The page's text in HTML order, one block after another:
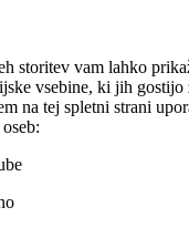
storitev vam lahko
vsebine, ki jih
na tej spletni strani